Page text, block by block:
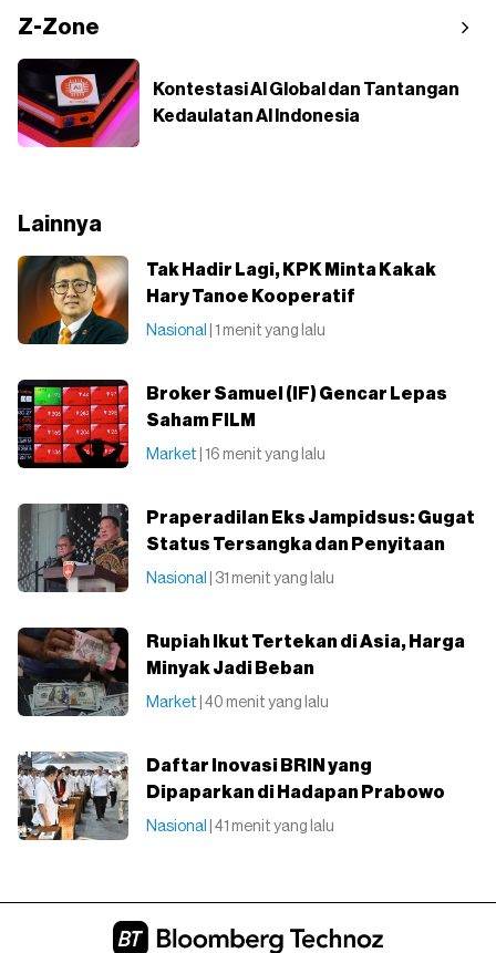
Z-Zone
Kontestasi AI Global dan Tantangan
Kedaulatan AI Indonesia
Lainnya
Tak Hadir Lagi, KPK Minta Kakak
Hary Tanoe Kooperatif
Nasional | 1 menit yang lalu
Broker Samuel (IF) Gencar Lepas
Saham FILM
Market | 16 menit yang lalu
Praperadilan Eks Jampidsus: Gugat
Status Tersangka dan Penyitaan
Nasional | 31 menit yang lalu
Rupiah Ikut Tertekan di Asia, Harga
Minyak Jadi Beban
Market | 40 menit yang lalu
Daftar Inovasi BRIN yang
Dipaparkan di Hadapan Prabowo
Nasional | 41 menit yang lalu